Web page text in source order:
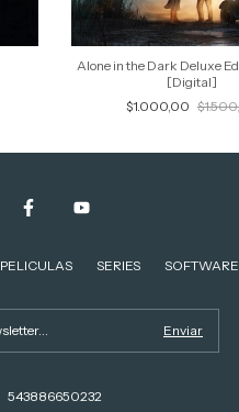
Alone in the Dark Deluxe
[Digital]
$1.000,00
PELICULAS SERIES SOFTWARE
543886650232